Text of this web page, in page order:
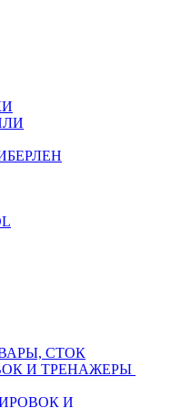
СТОК
И ТРЕНАЖЕРЫ
И